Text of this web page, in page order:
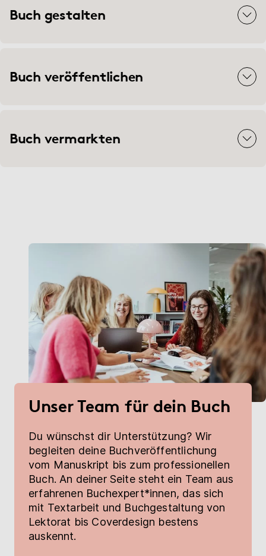
Buch gestalten
Buch veröffentlichen
Buch vermarkten
Unser Team für dein Buch
Du wünschst dir Unterstützung? Wir
begleiten deine Buchveröffentlichung
vom Manuskript bis zum professionellen
Buch. An deiner Seite steht ein Team aus
erfahrenen Buchexpert*innen, das sich
mit Textarbeit und Buchgestaltung von
Lektorat bis Coverdesign bestens
auskennt.